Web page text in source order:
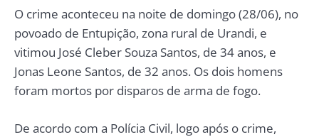
O crime aconteceu na noite de domingo (28/06), no
povoado de Entupição, zona rural de Urandi, e
vitimou José Cleber Souza Santos, de 34 anos, e
Jonas Leone Santos, de 32 anos. Os dois homens
foram mortos por disparos de arma de fogo.
De acordo com a Polícia Civil, logo após o crime,